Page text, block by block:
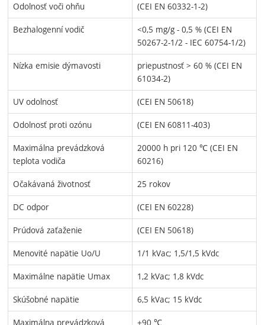
Odolnosť voči ohňu (CEI EN 60332-1-2)
Bezhalogenní vodič
<0,5 mg/g - 0,5 % (CEI EN
50267-2-1/2 - IEC 60754-1/2)
Nízka emisie dýmavosti
priepustnosť > 60 % (CEI EN
61034-2)
UV odolnosť (CEI EN 50618)
Odolnosť proti ozónu (CEI EN 60811-403)
Maximálna prevádzková
teplota vodiča
20000 h pri 120 ℃ (CEI EN
60216)
Očakávaná životnosť 25 rokov
DC odpor (CEI EN 60228)
Prúdová zaťaženie (CEI EN 50618)
Menovité napätie Uo/U 1/1 kVac; 1,5/1,5 kVdc
Maximálne napätie Umax 1,2 kVac; 1,8 kVdc
Skúšobné napätie 6,5 kVac; 15 kVdc
Maximálna prevádzková +90 ℃